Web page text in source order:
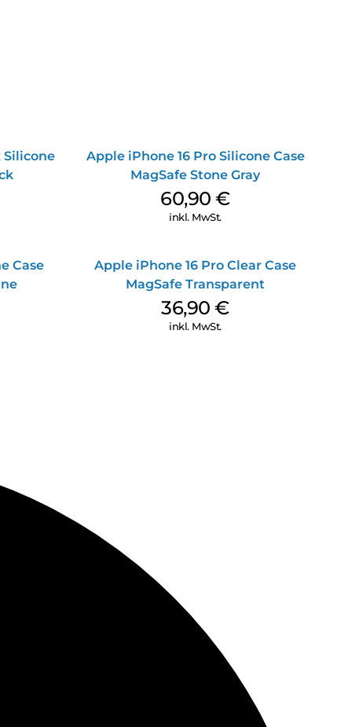
Silicone
Apple iPhone 16 Pro Silicone Case
MagSafe Stone Gray
60,90€
inkl. MwSt.
Case
Apple iPhone 16 Pro Clear Case
MagSafe Transparent
36,90€
inkl. MwSt.